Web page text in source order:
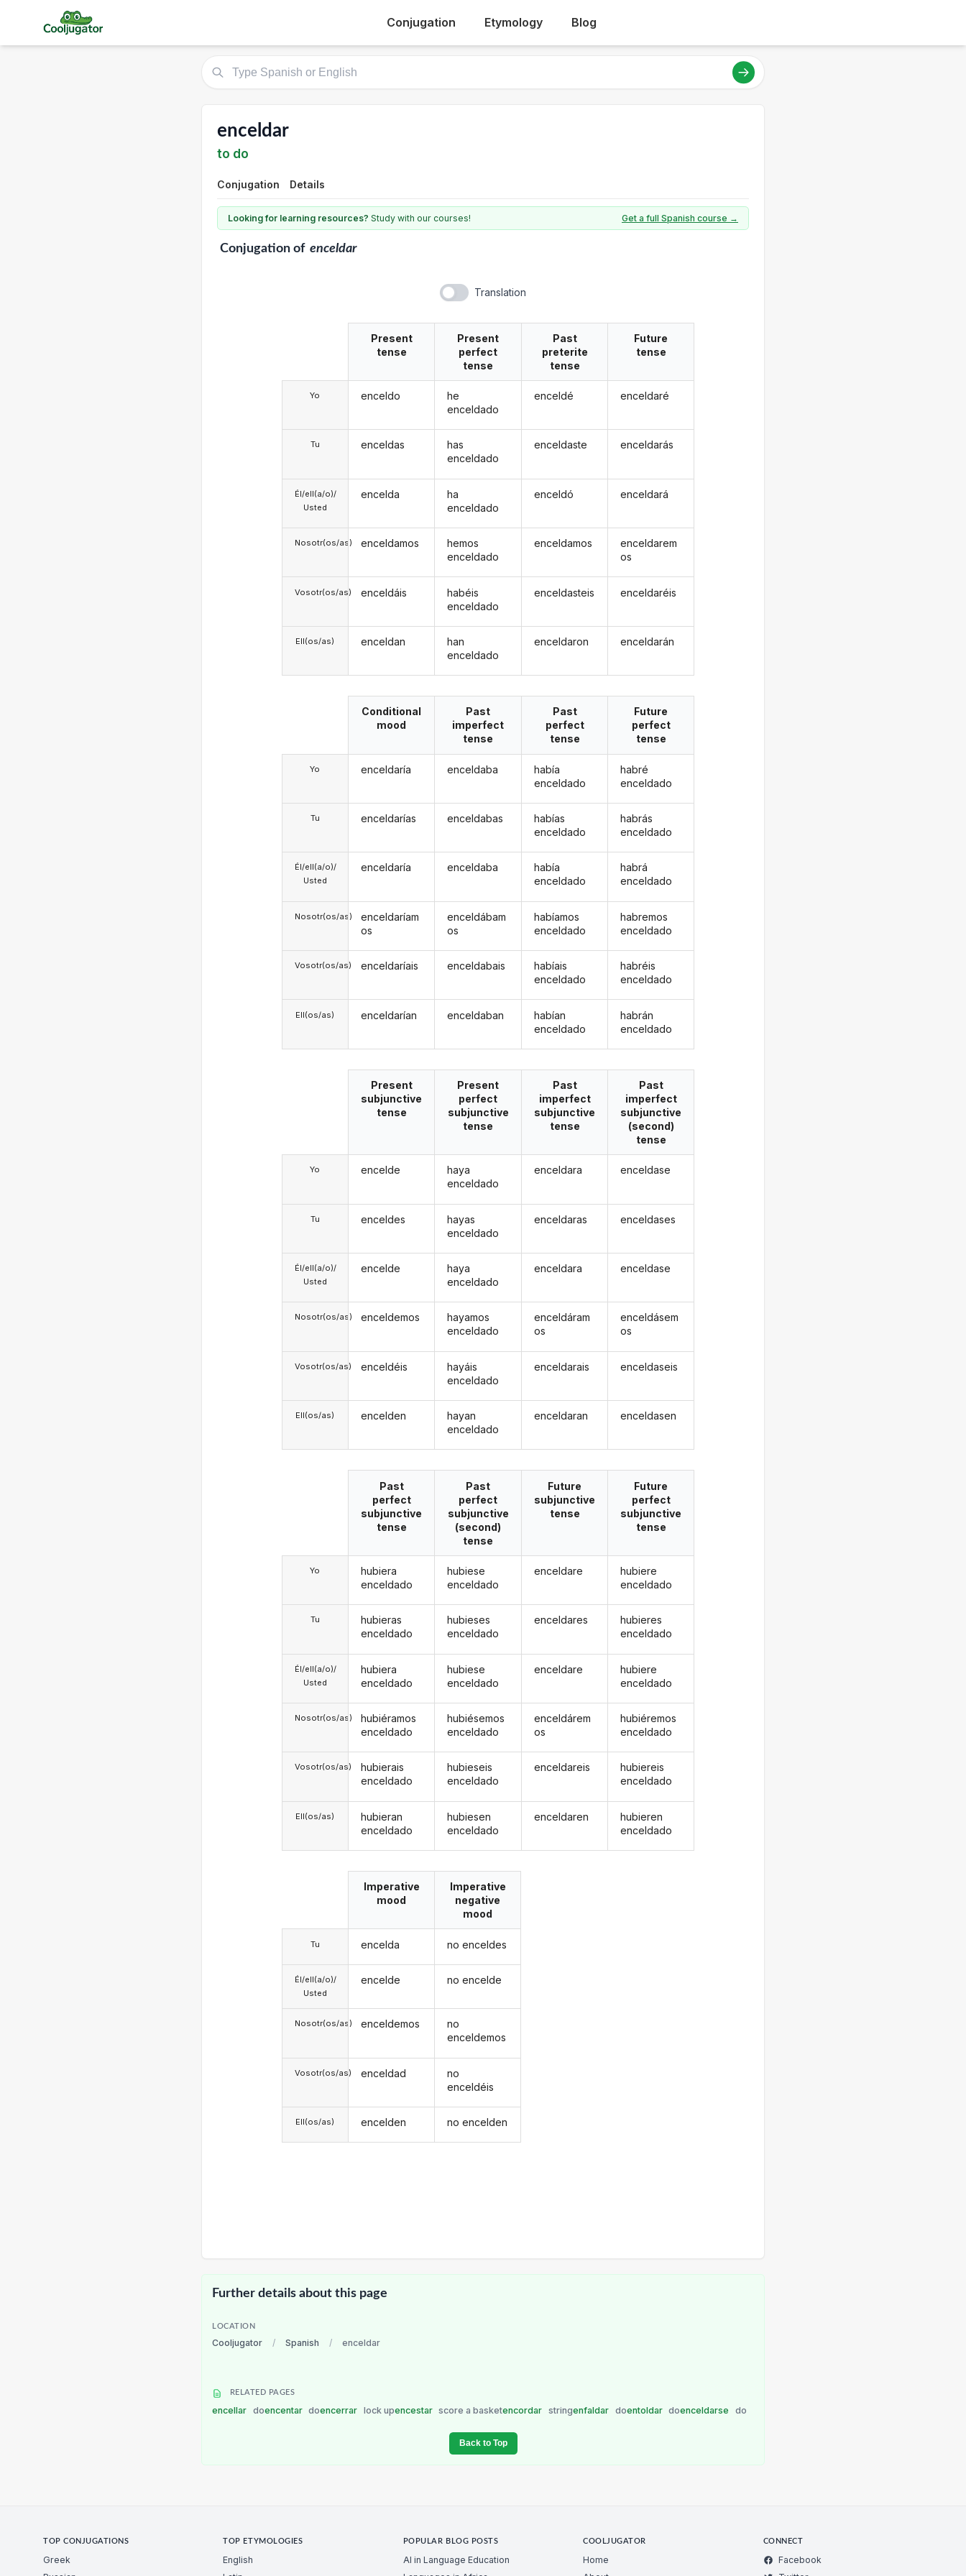
Conjugation Etymology Blog
enceldar
to do
Conjugation Details
Looking for learning resources? Study with our courses! Get a full Spanish course →
Conjugationof enceldar
Translation
Yo
Tu
Él/ell(a/o)/
Usted
Nosotr(os/as)
Vosotr(os/as)
Ell(os/as)
Present
tense
enceldo
enceldas
encelda
enceldamos
enceldáis
enceldan
Present
perfect
tense
he
enceldado
has
enceldado
ha
enceldado
hemos
enceldado
habéis
enceldado
han
enceldado
Past
preterite
tense
enceldé
enceldaste
enceldó
enceldamos
enceldasteis
enceldaron
Future
tense
enceldaré
enceldarás
enceldará
enceldarem
os
enceldaréis
enceldarán
Yo
Tu
Él/ell(a/o)/
Usted
Nosotr(os/as)
Vosotr(os/as)
Ell(os/as)
Conditional
mood
enceldaría
enceldarías
enceldaría
enceldaríam
os
enceldaríais
enceldarían
Past
imperfect
tense
enceldaba
enceldabas
enceldaba
enceldábam
os
enceldabais
enceldaban
Past
perfect
tense
había
enceldado
habías
enceldado
había
enceldado
habíamos
enceldado
habíais
enceldado
habían
enceldado
Future
perfect
tense
habré
enceldado
habrás
enceldado
habrá
enceldado
habremos
enceldado
habréis
enceldado
habrán
enceldado
Yo
Tu
Él/ell(a/o)/
Usted
Nosotr(os/as)
Vosotr(os/as)
Ell(os/as)
Present
subjunctive
tense
encelde
enceldes
encelde
enceldemos
enceldéis
encelden
Present
perfect
subjunctive
tense
haya
enceldado
hayas
enceldado
haya
enceldado
hayamos
enceldado
hayáis
enceldado
hayan
enceldado
Past
imperfect
subjunctive
tense
enceldara
enceldaras
enceldara
enceldáram
os
enceldarais
enceldaran
Past
imperfect
subjunctive
(second)
tense
enceldase
enceldases
enceldase
enceldásem
os
enceldaseis
enceldasen
Yo
Tu
Él/ell(a/o)/
Usted
Nosotr(os/as)
Vosotr(os/as)
Ell(os/as)
Past
perfect
subjunctive
tense
hubiera
enceldado
hubieras
enceldado
hubiera
enceldado
hubiéramos
enceldado
hubierais
enceldado
hubieran
enceldado
Past
perfect
subjunctive
(second)
tense
hubiese
enceldado
hubieses
enceldado
hubiese
enceldado
hubiésemos
enceldado
hubieseis
enceldado
hubiesen
enceldado
Future
subjunctive
tense
enceldare
enceldares
enceldare
enceldárem
os
enceldareis
enceldaren
Future
perfect
subjunctive
tense
hubiere
enceldado
hubieres
enceldado
hubiere
enceldado
hubiéremos
enceldado
hubiereis
enceldado
hubieren
enceldado
Tu
Él/ell(a/o)/
Usted
Nosotr(os/as)
Vosotr(os/as)
Ell(os/as)
Imperative
mood
encelda
encelde
enceldemos
enceldad
encelden
Imperative
negative
mood
no enceldes
no encelde
no
enceldemos
no
enceldéis
no encelden
Further details about this page
LOCATION
Cooljugator / Spanish / enceldar
RELATED PAGES
encellar doencentar doencerrar lock upencestar score a basketencordar stringenfaldar doentoldar doenceldarse do
Back to Top
TOP CONJUGATIONS
Greek
TOP ETYMOLOGIES
English
POPULAR BLOG POSTS
AI in Language Education
COOLJUGATOR
Home
CONNECT
Facebook